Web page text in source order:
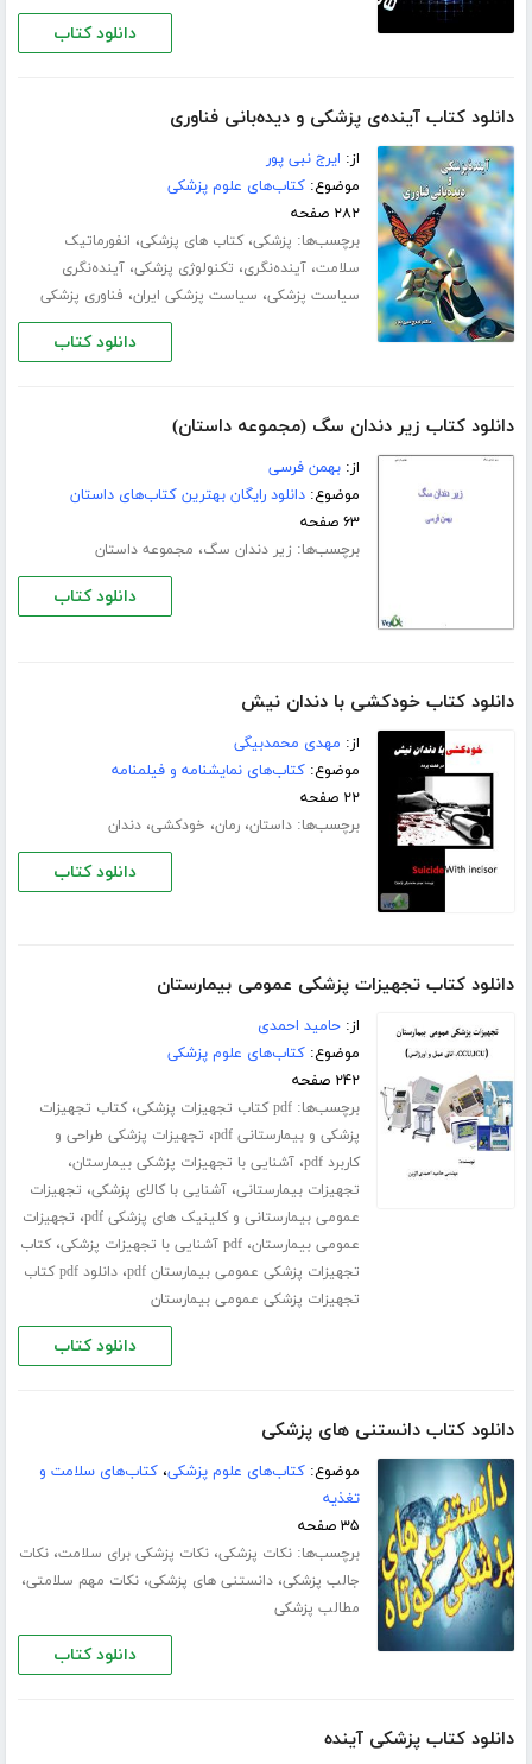
دانلود کتاب
دانلود کتاب آینده‌ی پزشکی و دیده‌بانی فناوری
از: ایرج نبی پور
موضوع:کتاب‌های علوم پزشکی
۲۸۲ صفحه
برچسب‌ها: پزشکی،کتاب های پزشکی، انفورماتیک
سلامت،آینده‌نگری، تکنولوژی پزشکی،آینده‌نگری
سیاست پزشکی، سیاست پزشکی ایران، فناوری پزشکی
دانلود کتاب
دانلود کتاب زیر دندان سگ (مجموعه داستان)
از:بهمن فرسی
موضوع:دانلود رایگان بهترین کتاب‌های داستان
۶۳ صفحه
برچسب‌ها: زیر دندان سگ، مجموعه داستان
دانلود کتاب
دانلود کتاب خودکشی با دندان نیش
از: مهدی محمدبیگی
موضوع:کتاب‌های نمایشنامه و فیلمنامه
۲۲ صفحه
برچسب‌ها:داستان،رمان، خودکشی،دندان
دانلود کتاب
دانلود کتاب تجهیزات پزشکی عمومی بیمارستان
از:حامید احمدی
موضوع:کتاب‌های علوم پزشکی
۲۴۲ صفحه
برچسب‌ها:pdf کتاب تجهیزات پزشکی ،کتاب تجهیزات
پزشکی و بیمارستانی pdf
، تجهیزات پزشکی طراحی و
کاربرد pdf
،آشنایی با تجهیزات پزشکی بیمارستان،
تجهیزات بیمارستانی،آشنایی با کالای پزشکی، تجهیزات
عمومی بیمارستانی و کلینیک های پزشکی pdf
، تجهیزات
عمومی بیمارستان،pdf آشنایی با تجهیزات پزشکی ،کتاب
تجهیزات پزشکی عمومی بیمارستان pdf
،
دانلود pdf کتاب
تجهیزات پزشکی عمومی بیمارستان
دانلود کتاب
دانلود کتاب دانستنی های پزشکی
موضوع:کتاب‌های علوم پزشکی،کتاب‌های سلامت و
تغذیه
۳۵ صفحه
برچسب‌ها:نکات پزشکی،نکات پزشکی برای سلامت،نکات
جالب پزشکی،دانستنی های پزشکی،نکات مهم سلامتی،
مطالب پزشکی
دانلود کتاب
دانلود کتاب پزشکی آینده